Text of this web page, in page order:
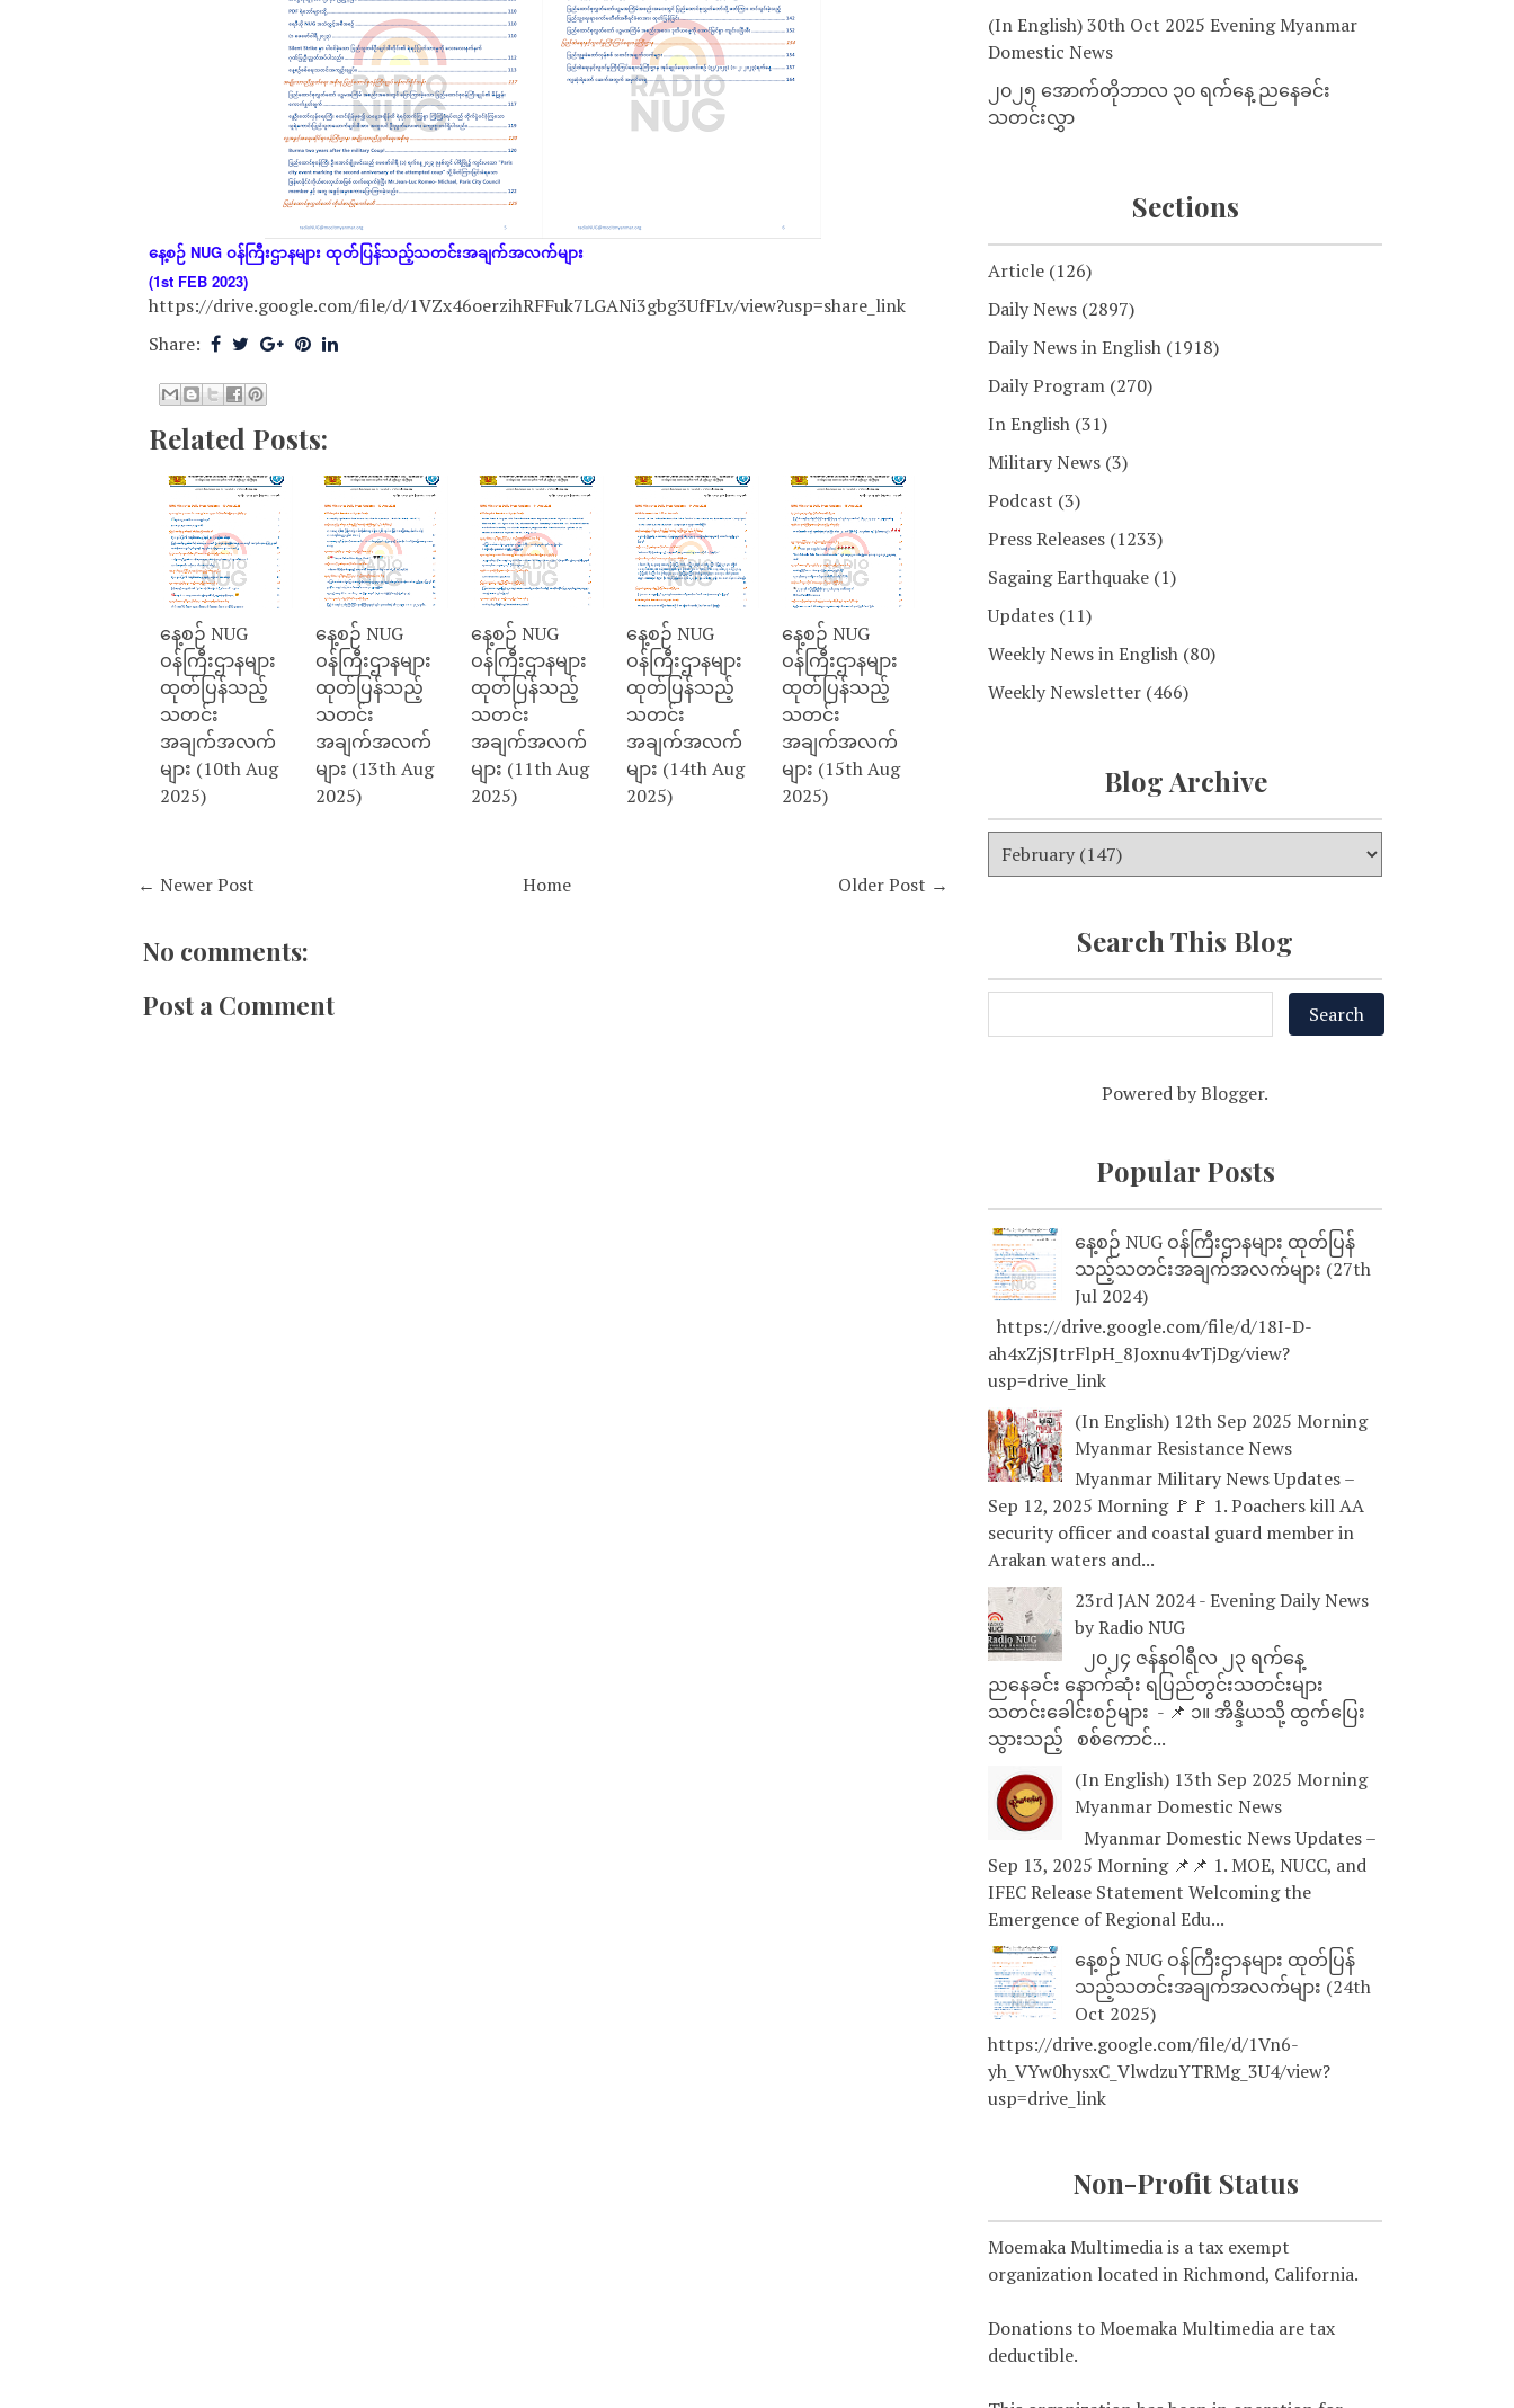
နေ့စဉ် NUG ဝန်ကြီးဌာနများ ထုတ်ပြန်သည့်သတင်းအချက်အလက်များ
(1st FEB 2023)
https://drive.google.com/file/d/1VZx46oerzihRFFuk7LGANi3gbg3UfFLv/view?usp=share_link
Share:
Related Posts:
နေ့စဉ် NUG
ဝန်ကြီးဌာနများ
ထုတ်ပြန်သည့်
သတင်း
အချက်အလက်
များ (10th Aug
2025)
နေ့စဉ် NUG
ဝန်ကြီးဌာနများ
ထုတ်ပြန်သည့်
သတင်း
အချက်အလက်
များ (13th Aug
2025)
နေ့စဉ် NUG
ဝန်ကြီးဌာနများ
ထုတ်ပြန်သည့်
သတင်း
အချက်အလက်
များ (11th Aug
2025)
နေ့စဉ် NUG
ဝန်ကြီးဌာနများ
ထုတ်ပြန်သည့်
သတင်း
အချက်အလက်
များ (14th Aug
2025)
နေ့စဉ် NUG
ဝန်ကြီးဌာနများ
ထုတ်ပြန်သည့်
သတင်း
အချက်အလက်
များ (15th Aug
2025)
← Newer Post Older Post →
Home
No comments:
Post a Comment
(In English) 30th Oct 2025 Evening Myanmar
Domestic News
၂၀၂၅ အောက်တိုဘာလ ၃၀ ရက်နေ့ ညနေခင်း
သတင်းလွှာ
Sections
Article (126)
Daily News (2897)
Daily News in English (1918)
Daily Program (270)
In English (31)
Military News (3)
Podcast (3)
Press Releases (1233)
Sagaing Earthquake (1)
Updates (11)
Weekly News in English (80)
Weekly Newsletter (466)
Blog Archive
Search This Blog
Powered byBlogger.
Popular Posts
နေ့စဉ် NUG ဝန်ကြီးဌာနများ ထုတ်ပြန်
သည့်သတင်းအချက်အလက်များ (27th
Jul 2024)
https://drive.google.com/file/d/18I-D-
ah4xZjSJtrFlpH_8Joxnu4vTjDg/view?
usp=drive_link
(In English) 12th Sep 2025 Morning
Myanmar Resistance News
Myanmar Military News Updates –
Sep 12, 2025 Morning 🚩🚩 1. Poachers kill AA
security officer and coastal guard member in
Arakan waters and...
23rd JAN 2024 - Evening Daily News
by Radio NUG
၂၀၂၄ ဇန်နဝါရီလ ၂၃ ရက်နေ့
ညနေခင်း နောက်ဆုံး ရပြည်တွင်းသတင်းများ
သတင်းခေါင်းစဉ်များ - 📌 ၁။ အိန္ဒိယသို့ ထွက်ပြေး
သွားသည့် စစ်ကောင်...
(In English) 13th Sep 2025 Morning
Myanmar Domestic News
Myanmar Domestic News Updates –
Sep 13, 2025 Morning 📌📌 1. MOE, NUCC, and
IFEC Release Statement Welcoming the
Emergence of Regional Edu...
နေ့စဉ် NUG ဝန်ကြီးဌာနများ ထုတ်ပြန်
သည့်သတင်းအချက်အလက်များ (24th
Oct 2025)
https://drive.google.com/file/d/1Vn6-
yh_VYw0hysxC_VlwdzuYTRMg_3U4/view?
usp=drive_link
Non-Profit Status
Moemaka Multimedia is a tax exempt
organization located in Richmond, California.
Donations to Moemaka Multimedia are tax
deductible.